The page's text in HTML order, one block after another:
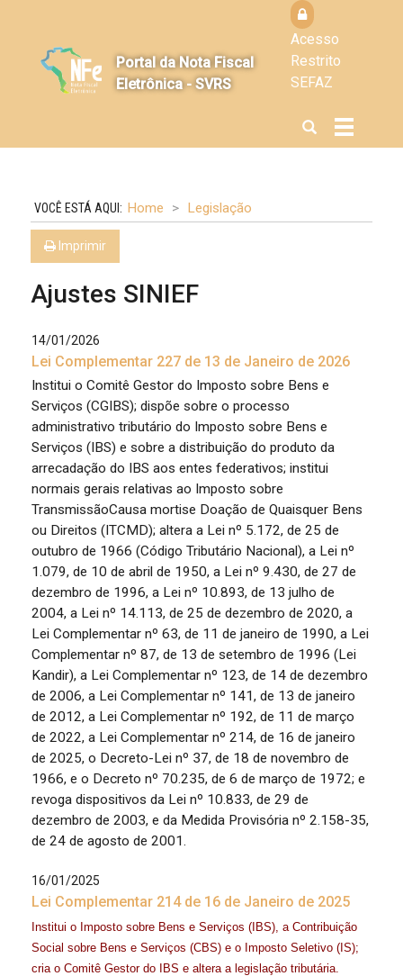
Portal da Nota Fiscal
Eletrônica - SVRS
Acesso
Restrito
SEFAZ
Alterna
a
Abrir
a
Home Legislação
Imprimir
Ajustes SINIEF
14/01/2026
Lei Complementar 227 de 13 de Janeiro de 2026
Institui o Comitê Gestor do Imposto sobre Bens e
Serviços (CGIBS); dispõe sobre o processo
administrativo tributário do Imposto sobre Bens e
Serviços (IBS) e sobre a distribuição do produto da
arrecadação do IBS aos entes federativos; institui
normais gerais relativas ao Imposto sobre
TransmissãoCausa mortise Doação de Quaisquer Bens
ou Direitos (ITCMD); altera a Lei nº 5.172, de 25 de
outubro de 1966 (Código Tributário Nacional), a Lei nº
1.079, de 10 de abril de 1950, a Lei nº 9.430, de 27 de
dezembro de 1996, a Lei nº 10.893, de 13 julho de
2004, a Lei nº 14.113, de 25 de dezembro de 2020, a
Lei Complementar nº 63, de 11 de janeiro de 1990, a Lei
Complementar nº 87, de 13 de setembro de 1996 (Lei
Kandir), a Lei Complementar nº 123, de 14 de dezembro
de 2006, a Lei Complementar nº 141, de 13 de janeiro
de 2012, a Lei Complementar nº 192, de 11 de março
de 2022, a Lei Complementar nº 214, de 16 de janeiro
de 2025, o Decreto-Lei nº 37, de 18 de novembro de
1966, e o Decreto nº 70.235, de 6 de março de 1972; e
revoga dispositivos da Lei nº 10.833, de 29 de
dezembro de 2003, e da Medida Provisória nº 2.158-35,
de 24 de agosto de 2001.
16/01/2025
Lei Complementar 214 de 16 de Janeiro de 2025
Institui o Imposto sobre Bens e Serviços (IBS), a Contribuição
Social sobre Bens e Serviços (CBS) e o Imposto Seletivo (IS);
cria o Comitê Gestor do IBS e altera a legislação tributária.